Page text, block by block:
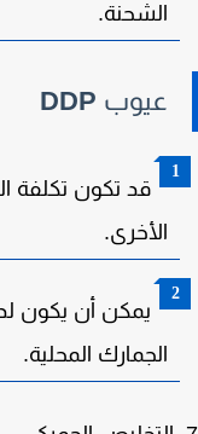
الشحنة.
عيوبDDP
قد تكون تكلفة
الأخرى.
يمكن أن يكون
الجمارك المحلية.